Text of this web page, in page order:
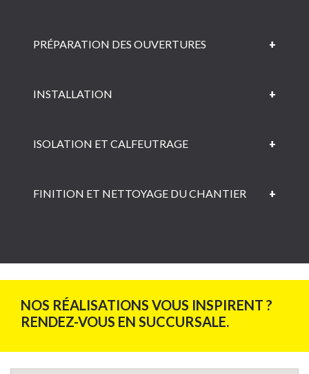
PRÉPARATION DES OUVERTURES​
INSTALLATION​
ISOLATION ET CALFEUTRAGE​
FINITION ET NETTOYAGE DU CHANTIER​
NOS RÉALISATIONS VOUS INSPIRENT ?
RENDEZ-VOUS EN SUCCURSALE.